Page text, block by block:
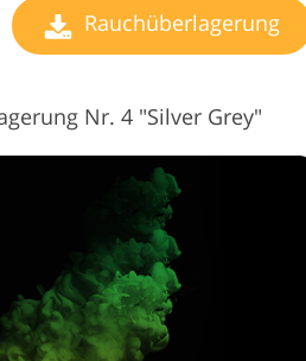
Rauchüberlagerung
Nr. 4 "Silver Grey"